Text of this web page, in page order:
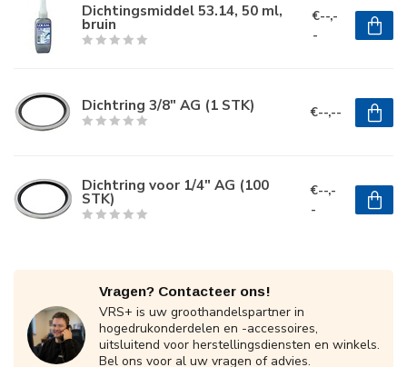
Dichtingsmiddel 53.14, 50 ml,
bruin
€--,-
-
Dichtring 3/8" AG (1 STK) €--,--
Dichtring voor 1/4" AG (100
STK)
€--,-
-
Vragen? Contacteer ons!
VRS+ is uw groothandelspartner in
hogedrukonderdelen en -accessoires,
uitsluitend voor herstellingsdiensten en winkels.
Bel ons voor al uw vragen of advies.